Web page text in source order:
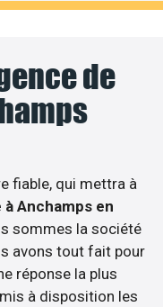
de
fiable, qui mettra à
à Anchamps en
sommes la société
avons tout fait pour
réponse la plus
à disposition les